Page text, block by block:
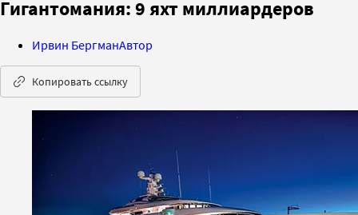
Гигантомания: 9 яхт миллиардеров
Ирвин БергманАвтор
Копировать ссылку